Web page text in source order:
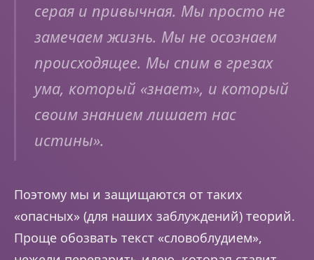
серая и привычная. Мы просто не
замечаем жизнь. Мы не осознаем
происходящее. Мы спим в грезах
ума, который «знает», и который
своим знанием лишает нас
истины».
Поэтому мы и защищаются от таких
«опасных» (для наших заблуждений) теорий.
Проще обозвать текст «словоблудием»,